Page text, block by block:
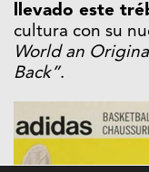
llevado este
cultura con su
World an
Back”.